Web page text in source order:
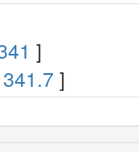
]
341.7 ]